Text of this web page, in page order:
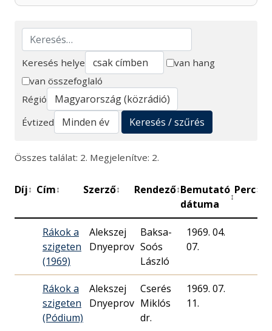
Keresés
Keresés helye
van hang
van összefoglaló
Régió
Évtized
Keresés / szűrés
Összes találat: 2. Megjelenítve: 2.
Díj↕ Cím↕ Szerző↕ Rendező↕Bemutató
dátuma
↕
Perc↕
Rákok a
szigeten
(1969)
Alekszej
Dnyeprov
Baksa-
Soós
László
1969. 04.
07.
Rákok a
szigeten
(Pódium)
Alekszej
Dnyeprov
Cserés
Miklós
dr.
1969. 07.
11.